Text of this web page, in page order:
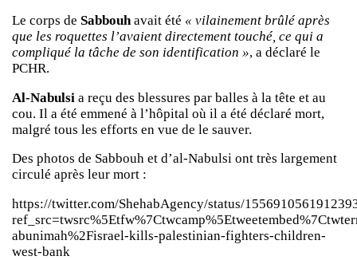
Le corps de Sabbouh avait été « vilainement brûlé après
que les roquettes l’avaient directement touché, ce qui a
compliqué la tâche de son identification », a déclaré le
PCHR.
Al-Nabulsi a reçu des blessures par balles à la tête et au
cou. Il a été emmené à l’hôpital où il a été déclaré mort,
malgré tous les efforts en vue de le sauver.
Des photos de Sabbouh et d’al-Nabulsi ont très largement
circulé après leur mort :
https://twitter.com/ShehabAgency/status/
abunimah%2Fisrael-kills-palestinian-fighters-children-
west-bank